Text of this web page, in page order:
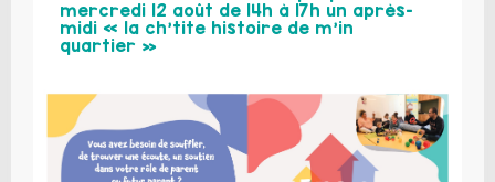
mercredi 12 août de 14h à 17h un après-
midi « la ch’tite histoire de m’in
quartier »